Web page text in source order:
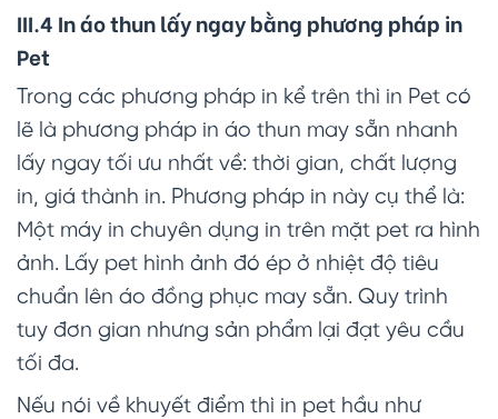
III.4 In áo thun lấy ngay bằng phương pháp in
Pet
Trong các phương pháp in kể trên thì in Pet có
lẽ là phương pháp in áo thun may sẵn nhanh
lấy ngay tối ưu nhất về: thời gian, chất lượng
in, giá thành in. Phương pháp in này cụ thể là:
Một máy in chuyên dụng in trên mặt pet ra hình
ảnh. Lấy pet hình ảnh đó ép ở nhiệt độ tiêu
chuẩn lên áo đồng phục may sẵn. Quy trình
tuy đơn gian nhưng sản phẩm lại đạt yêu cầu
tối đa.
Nếu nói về khuyết điểm thì in pet hầu như